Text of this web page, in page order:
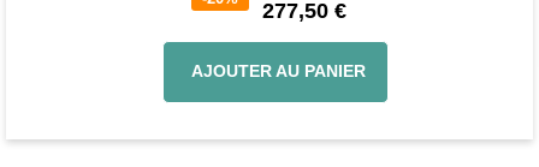
277,50 €
AJOUTER AU PANIER